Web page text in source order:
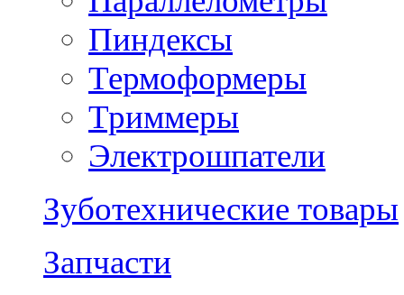
Пиндексы
Термоформеры
Триммеры
Электрошпатели
Зуботехнические товары
Запчасти